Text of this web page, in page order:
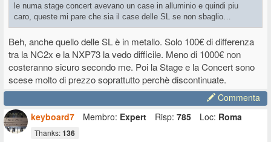
le numa stage concert avevano un case in alluminio e quindi piu
caro, queste mi pare che sia il case delle SL se non sbaglio…
Beh, anche quello delle SL è in metallo. Solo 100€ di differenza
tra la NC2x e la NXP73 la vedo difficile. Meno di 1000€ non
costeranno sicuro secondo me. Poi la Stage e la Concert sono
scese molto di prezzo soprattutto perchè discontinuate.
Commenta
keyboard7
Membro: Expert Risp: 785 Loc: Roma
Thanks:136